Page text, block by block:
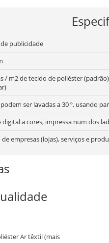
publicidade
/ m2 de tecido de poliéster
ser lavadas a 30 º, usando
digital a cores, impressa num dos
empresas (lojas), serviços e
Ar têxtil (mais